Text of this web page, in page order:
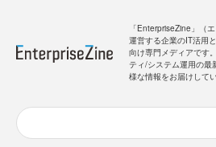
「EnterpriseZine」（
運営する企業のIT活用
向け専門メディアです
ティ/システム運用の最
様な情報をお届けしてい